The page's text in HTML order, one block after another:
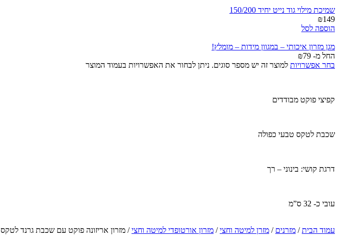
שמיכת מילוי גוד נייט יחיד 150/200
₪149
הוספה לסל
מגן מזרון איכותי – במגוון מידות – מומלץ!
החל מ-
₪79
בחר אפשרויות למוצר זה יש מספר סוגים. ניתן לבחור את האפשרויות בעמוד המוצר
קפיצי פוקט מבודדים
שכבת לטקס טבעי כפולה
דרגת קושי: בינוני – רך
עובי כ- 32 ס”מ
עמוד הבית/ מזרנים / מזרן למיטה וחצי/ מזרון אורטופדי למיטה וחצי/ מזרון אריזונה פוקט עם שכבת גרנד לטקס 8 סמ למיטה וחצי